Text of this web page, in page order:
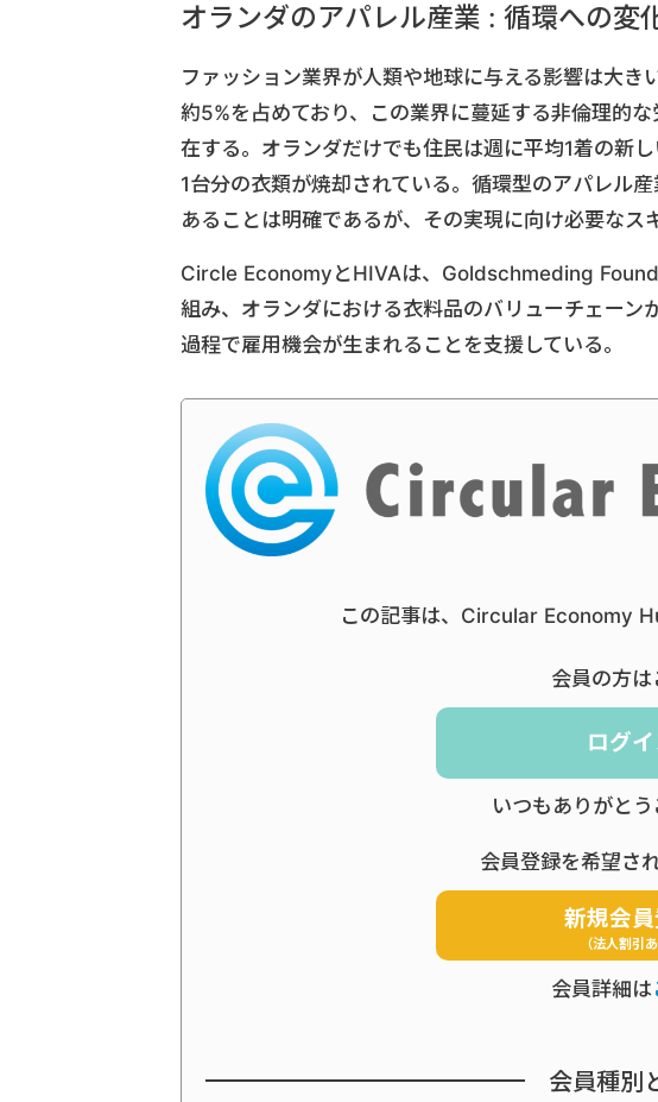
オランダのアパレル産業 : 循環への変
ファッション業界が人類や地球に与える影響は大
約5%を占めており、この業界に蔓延する非倫理的
在する。オランダだけでも住民は週に平均1着の新
1台分の衣類が焼却されている。循環型のアパレル
あることは明確であるが、その実現に向け必要なス
Circle EconomyとHIVAは、Goldschmeding
組み、オランダにおける衣料品のバリューチェーン
過程で雇用機会が生まれることを支援している。
この記事は、Circular Economy
会員の方は
ログ
いつもありがとう
会員登録を希望さ
新規会
（法人割引あ
会員詳細は
会員種別